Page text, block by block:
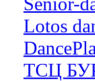
Lotos
ТСЦ